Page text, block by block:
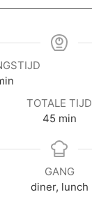
TOTALE TIJD
45 min
GANG
diner, lunch